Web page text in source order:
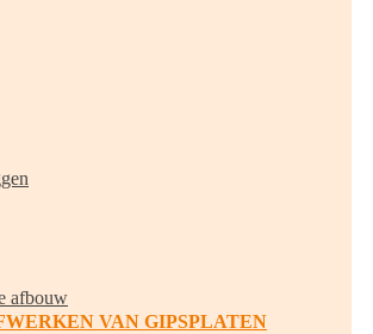
afbouw
VAN GIPSPLATEN